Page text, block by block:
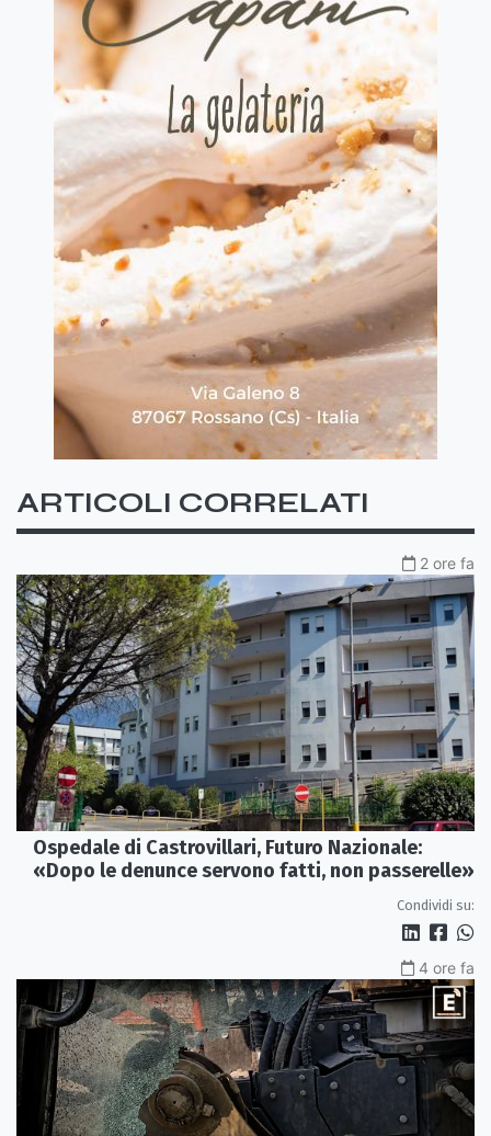
ARTICOLI CORRELATI
2 ore fa
Ospedale di Castrovillari, Futuro Nazionale:
«Dopo le denunce servono fatti, non passerelle»
Condividi su:
4 ore fa